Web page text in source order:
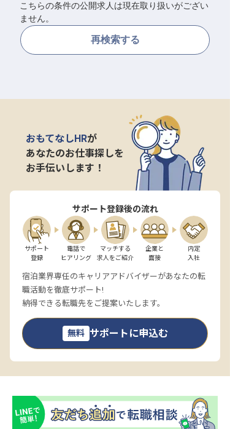
こちらの条件の公開求人は現在取り扱いがござい
ません。
再検索する
おもてなしHRが
あなたのお仕事探しを
お手伝いします！
サポート登録後の流れ
サポート
登録
電話で
ヒアリング
マッチする
求人をご紹介
企業と
面接
内定
入社
宿泊業界専任のキャリアアドバイザーがあなたの転
職活動を徹底サポート!
納得できる転職先をご提案いたします。
無料 サポートに申込む